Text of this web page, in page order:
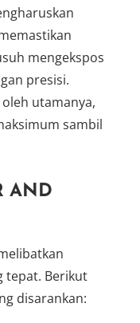
mengekspos
presisi.
utamanya,
sambil
AND
tepat. Berikut
disarankan: